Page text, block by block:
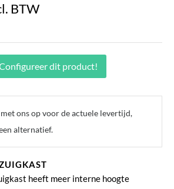
BTW
dit product!
ons op voor de actuele levertijd,
alternatief.
heeft meer interne hoogte